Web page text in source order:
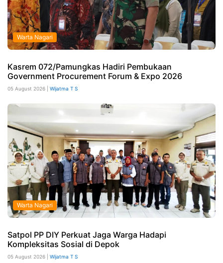
Warta Nagari
Kasrem 072/Pamungkas Hadiri Pembukaan
Government Procurement Forum & Expo 2026
05 August 2026 | Wijatma T S
Warta Nagari
Satpol PP DIY Perkuat Jaga Warga Hadapi
Kompleksitas Sosial di Depok
05 August 2026 | Wijatma T S